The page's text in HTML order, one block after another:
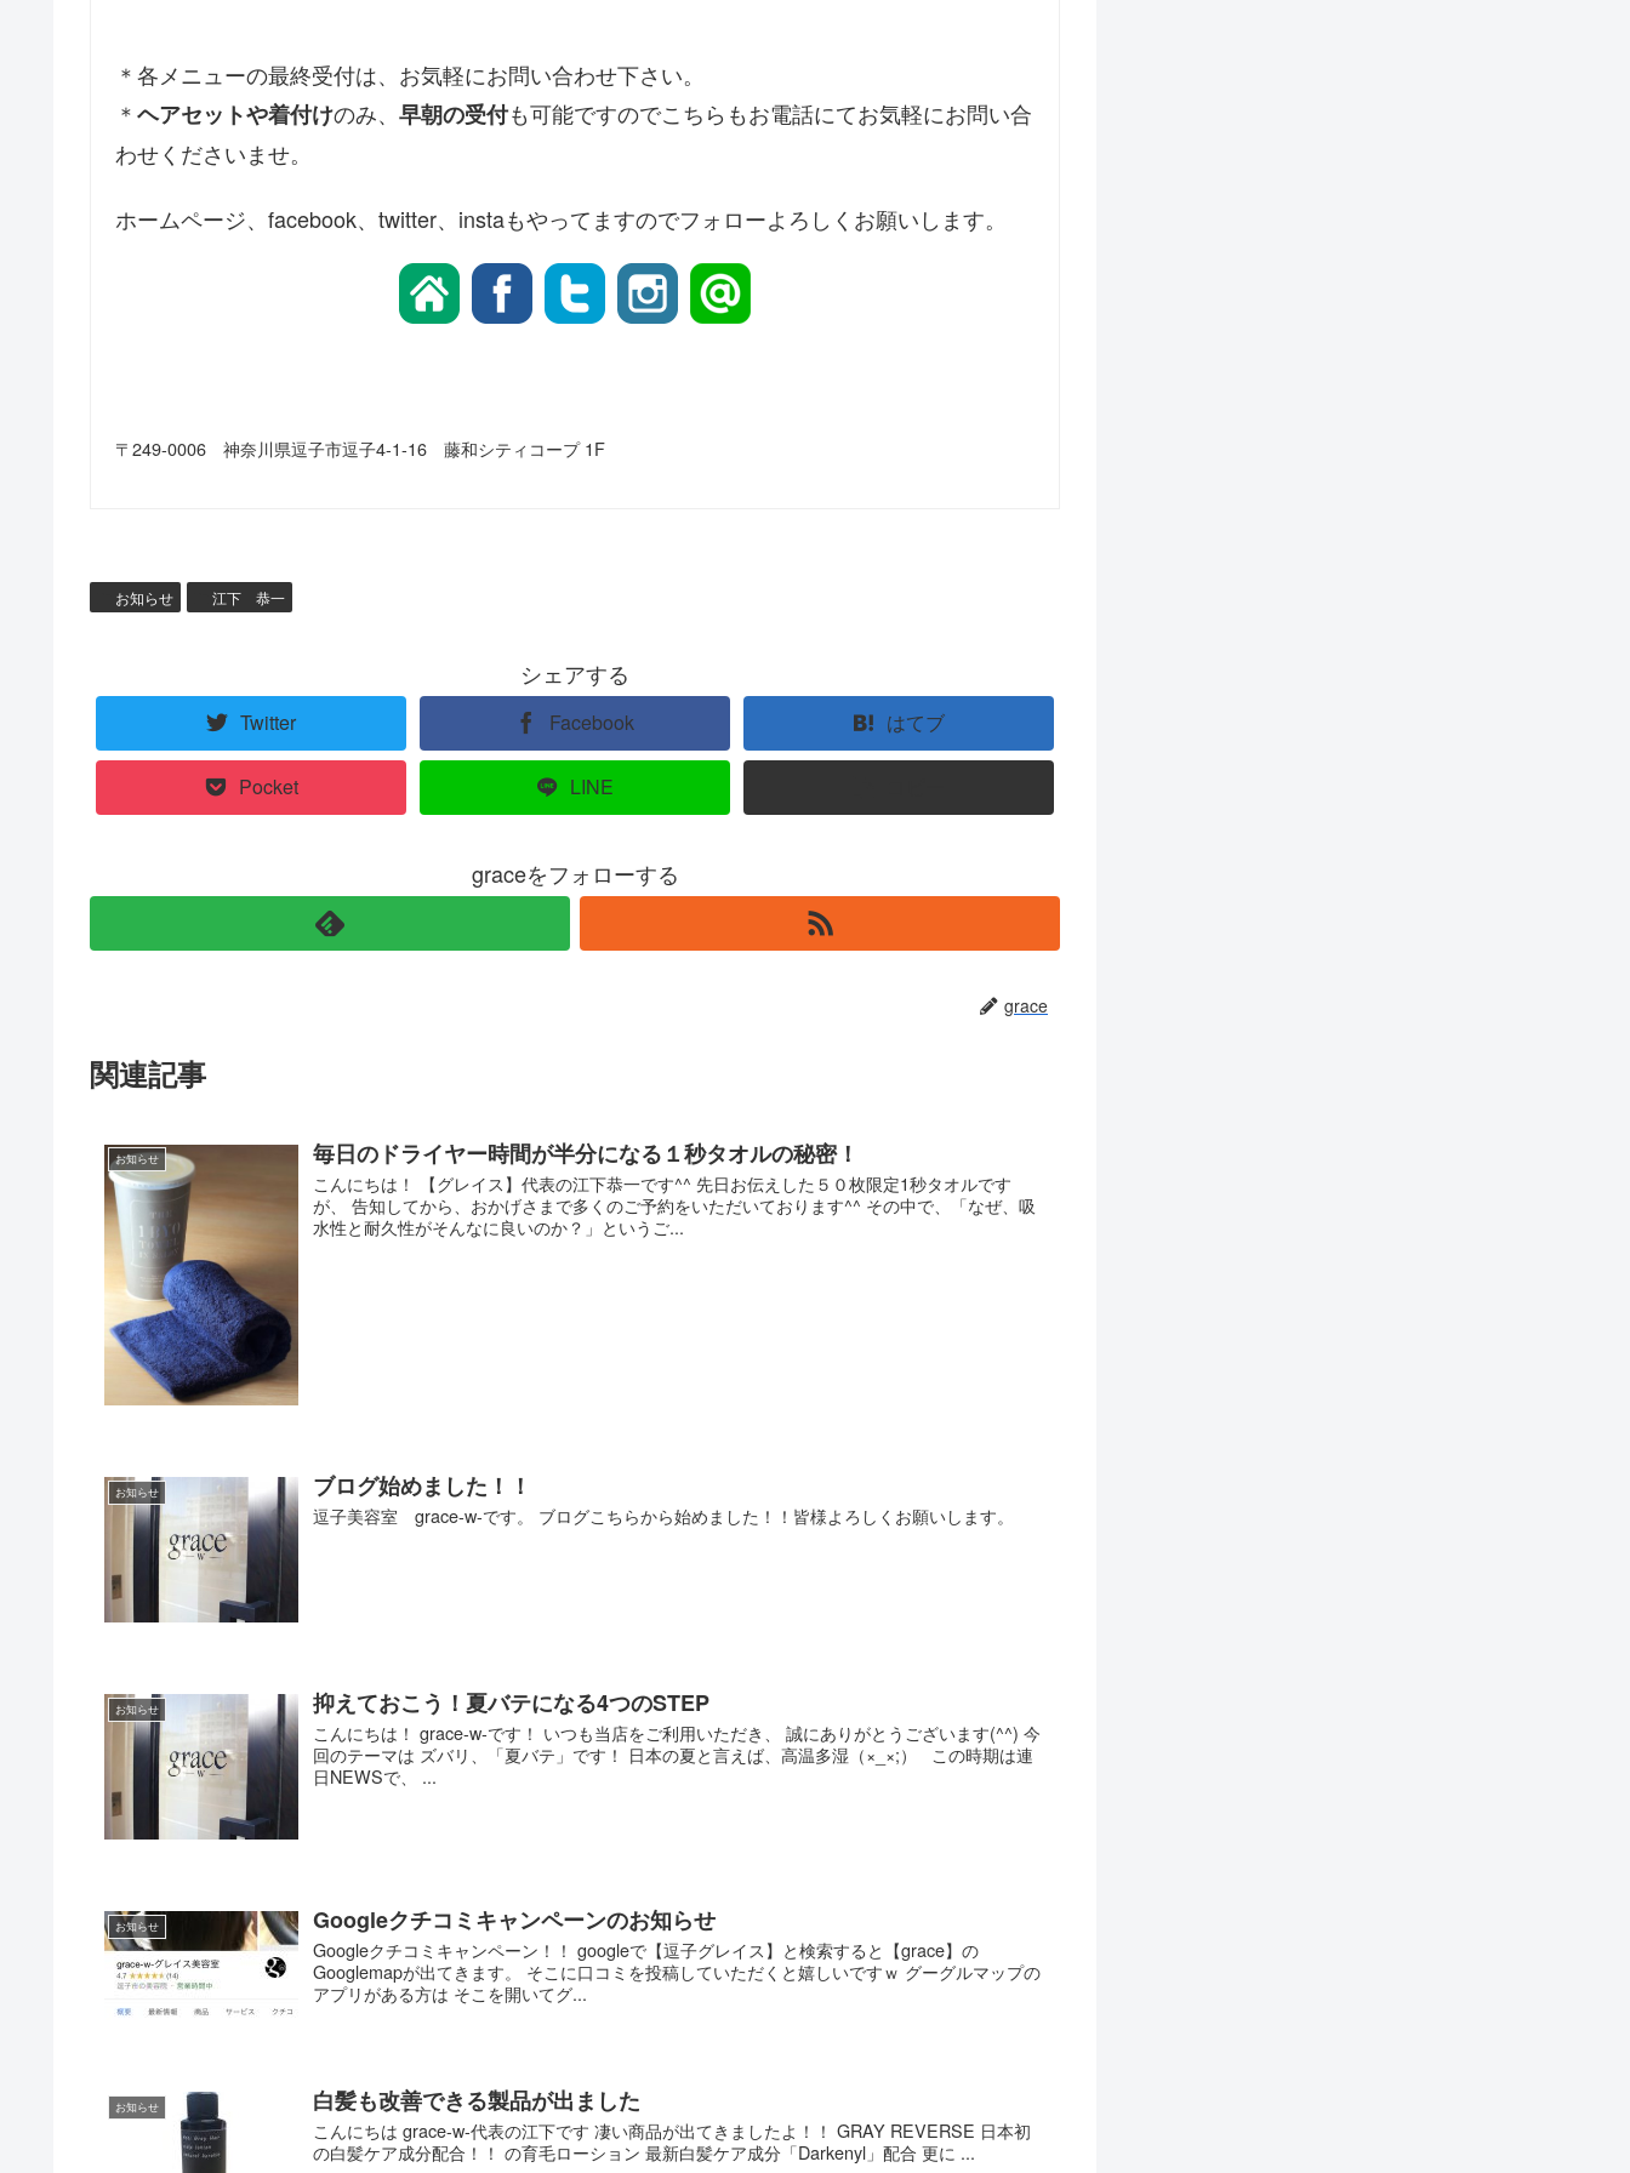
＊各メニューの最終受付は、お気軽にお問い合わせ下さい。
＊ヘアセットや着付けのみ、 早朝の受付も可能ですのでこちらもお電話にてお気軽にお問い合
わせくださいませ。
ホームページ、facebook、twitter、instaもやってますのでフォローよろしくお願いします。
〒249-0006 神奈川県逗子市逗子4-1-16 藤和シティコープ 1F
お知らせ 江下 恭一
シェアする
Twitter Facebook はてブ
Pocket LINE
graceをフォローする
grace
関連記事
お知らせ 毎日のドライヤー時間が半分になる１秒タオルの秘密！
こんにちは！ 【グレイス】代表の江下恭一です^^ 先日お伝えした５０枚限定1秒タオルです
が、 告知してから、おかげさまで多くのご予約をいただいております^^ その中で、「なぜ、吸
水性と耐久性がそんなに良いのか？」というご...
お知らせ ブログ始めました！！
逗子美容室 grace-w-です。 ブログこちらから始めました！！皆様よろしくお願いします。
お知らせ 抑えておこう！夏バテになる4つのSTEP
こんにちは！ grace-w-です！ いつも当店をご利用いただき、 誠にありがとうございます(^^) 今
回のテーマは ズバリ、「夏バテ」です！ 日本の夏と言えば、高温多湿（×_×;） この時期は連
日NEWSで、 ...
お知らせ Googleクチコミキャンペーンのお知らせ
Googleクチコミキャンペーン！！ googleで【逗子グレイス】と検索すると【grace】の
Googlemapが出てきます。 そこに口コミを投稿していただくと嬉しいですｗ グーグルマップの
アプリがある方は そこを開いてグ...
お知らせ 白髪も改善できる製品が出ました
こんにちは grace-w-代表の江下です 凄い商品が出てきましたよ！！ GRAY REVERSE 日本初
の白髪ケア成分配合！！ の育毛ローション 最新白髪ケア成分「Darkenyl」配合 更に ...